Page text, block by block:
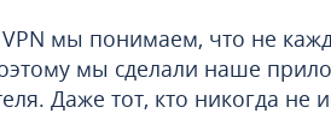
мы понимаем, что не
мы сделали наше
Даже тот, кто никогда не